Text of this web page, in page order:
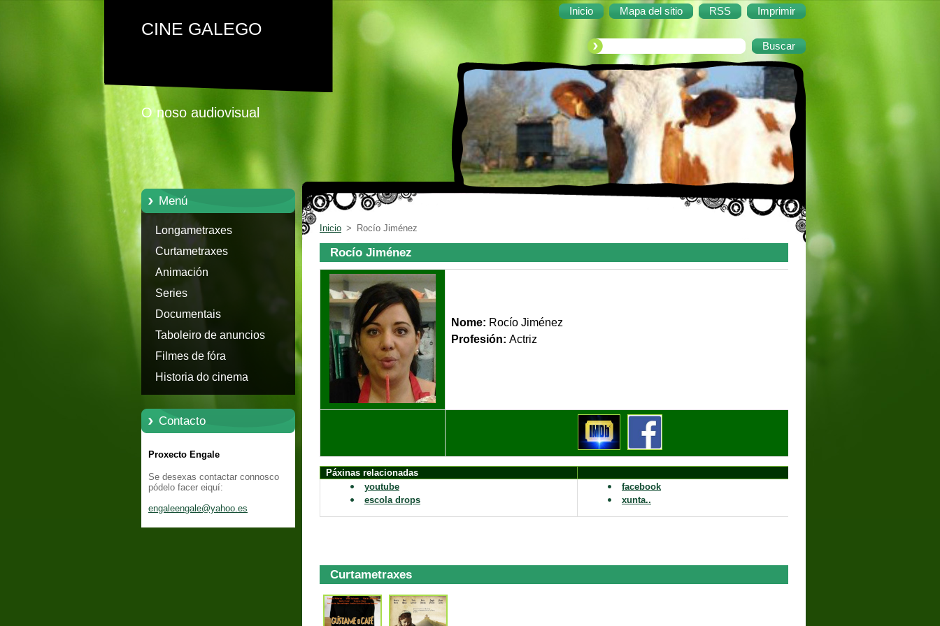
Inicio Mapa del sitio RSS Imprimir
CINE GALEGO
O noso audiovisual
Menú
Longametraxes
Curtametraxes
Animación
Series
Documentais
Taboleiro de anuncios
Filmes de fóra
Historia do cinema
Contacto
Proxecto Engale
Se desexas contactar connosco
pódelo facer eiquí:
engaleengale@yahoo.es
Inicio > Rocío Jiménez
Rocío Jiménez
Nome: Rocío Jiménez
Profesión: Actriz
Páxinas relacionadas
youtube
escola drops
facebook
xunta..
Curtametraxes